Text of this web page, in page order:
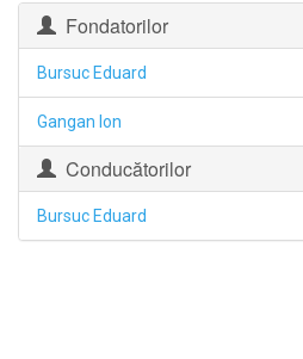
Fondatorilor
Bursuc Eduard
Gangan Ion
Conducătorilor
Bursuc Eduard